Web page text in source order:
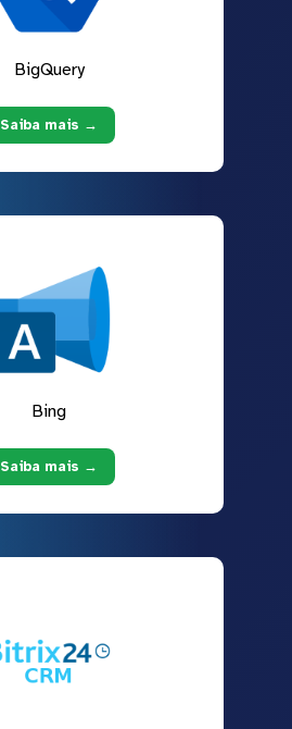
BigQuery
Saiba mais →
Bing
Saiba mais →